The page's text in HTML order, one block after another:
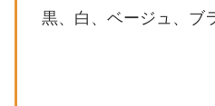
黒、白、ベージュ、ブ